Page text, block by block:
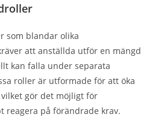
som blandar olika
att anställda utför en mängd
kan falla under separata
roller är utformade för att öka
gör det möjligt för
reagera på förändrade krav.